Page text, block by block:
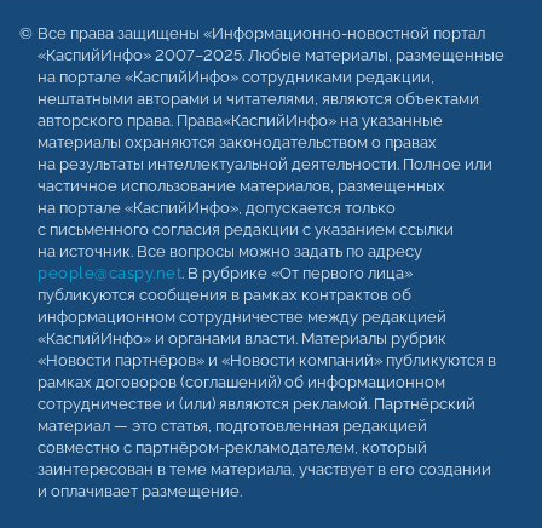
Все права защищены «Информационно-новостной портал
«КаспийИнфо» 2007–2025. Любые материалы, размещенные
на портале «КаспийИнфо» сотрудниками редакции,
нештатными авторами и читателями, являются объектами
авторского права. Права«КаспийИнфо» на указанные
материалы охраняются законодательством о правах
на результаты интеллектуальной деятельности. Полное или
частичное использование материалов, размещенных
на портале «КаспийИнфо», допускается только
с письменного согласия редакции с указанием ссылки
на источник. Все вопросы можно задать по адресу
people@caspy.net. В рубрике «От первого лица»
публикуются сообщения в рамках контрактов об
информационном сотрудничестве между редакцией
«КаспийИнфо» и органами власти. Материалы рубрик
«Новости партнёров» и «Новости компаний» публикуются в
рамках договоров (соглашений) об информационном
сотрудничестве и (или) являются рекламой. Партнёрский
материал — это статья, подготовленная редакцией
совместно с партнёром-рекламодателем, который
заинтересован в теме материала, участвует в его создании
и оплачивает размещение.